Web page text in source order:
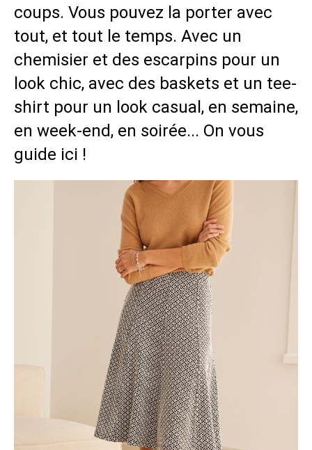
coups. Vous pouvez la porter avec
tout, et tout le temps. Avec un
chemisier et des escarpins pour un
look chic, avec des baskets et un tee-
shirt pour un look casual, en semaine,
en week-end, en soirée... On vous
guide ici !